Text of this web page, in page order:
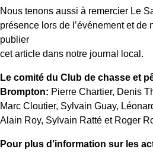
Nous tenons aussi à remercier Le
présence lors de l’événement et de
publier
cet article dans notre journal local.
Le comité du Club de chasse et
Brompton: Pierre Chartier, Denis
Marc Cloutier, Sylvain Guay,
Alain Roy, Sylvain Ratté et Roger
Pour plus d’information sur les